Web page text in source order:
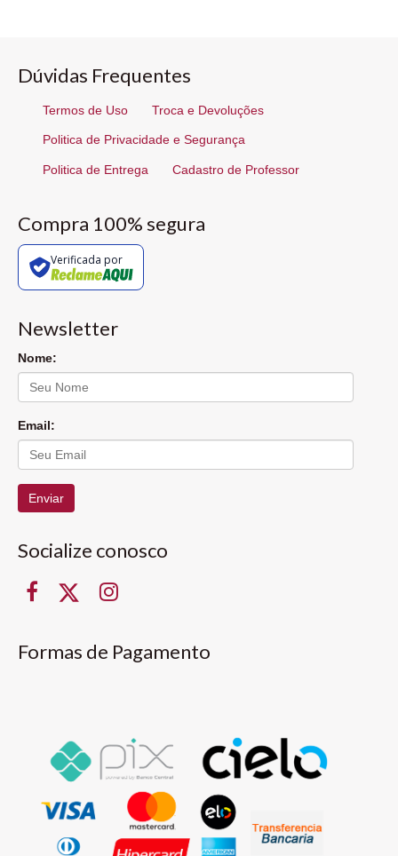
Dúvidas Frequentes
Termos de Uso Troca e Devoluções
Politica de Privacidade e Segurança
Politica de Entrega Cadastro de Professor
Compra 100% segura
Verificada por
Newsletter
Nome:
Email:
Enviar
Socialize conosco
Formas de Pagamento